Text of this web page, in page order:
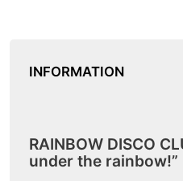
INFORMATION
RAINBOW DISCO
under the rainbow!”